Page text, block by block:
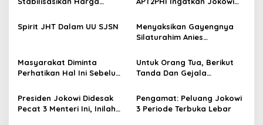
i
a
t
i
o
Asal Ada Kemauan Serius!
Harga Beras Nasional
Spirit JHT Dalam UU SJSN
Menyaksikan Gayengnya
Silaturahim Anies
Kesehatan Indonesia di
Rumah Lebak Bulus
Masyarakat Diminta
Perhatikan Hal Ini Sebelum
Untuk Orang Tua, Berikut
Tanda Dan Gejala
Anak
Presiden Jokowi Didesak
Pecat 3 Menteri Ini, Inilah
Pengamat: Peluang Jokowi
3 Periode Terbuka Lebar